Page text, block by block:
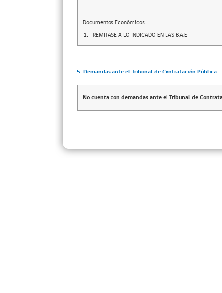
Documentos Económicos
1.- REMITASE A LO INDICADO EN LAS B.A.E
5. Demandas ante el Tribunal de Contratación Pública
No cuenta con demandas ante el Tribunal de